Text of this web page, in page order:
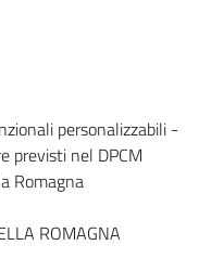
personalizzabili -
previsti nel DPCM
Romagna
ROMAGNA